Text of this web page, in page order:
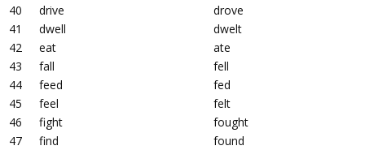
40
drive
drove
41
dwell
dwelt
42
eat
ate
43
fall
fell
44
feed
fed
45
feel
felt
46
fight
fought
47
find
found